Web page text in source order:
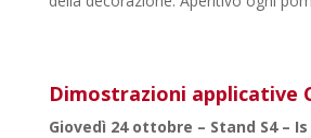
Dimostrazioni applicative
Giovedì 24 ottobre – Stand S4 – Is